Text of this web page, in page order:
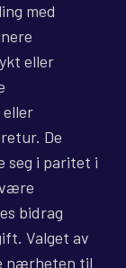
med
eller
De
seg i paritet i
bidrag
Valget av
nærheten til